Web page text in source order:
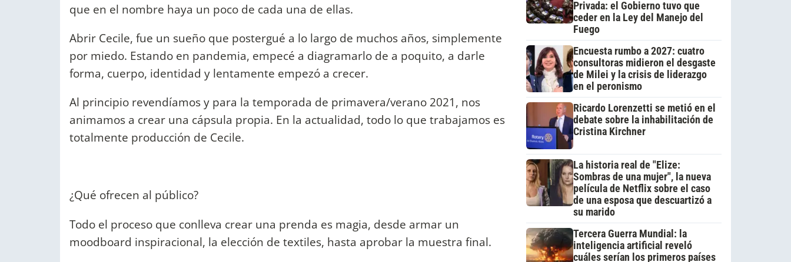
que en el nombre haya un poco de cada una de ellas.
Abrir Cecile, fue un sueño que postergué a lo largo de muchos años, simplemente
por miedo. Estando en pandemia, empecé a diagramarlo de a poquito, a darle
forma, cuerpo, identidad y lentamente empezó a crecer.
Al principio revendíamos y para la temporada de primavera/verano 2021, nos
animamos a crear una cápsula propia. En la actualidad, todo lo que trabajamos es
totalmente producción de Cecile.
¿Qué ofrecen al público?
Todo el proceso que conlleva crear una prenda es magia, desde armar un
moodboard inspiracional, la elección de textiles, hasta aprobar la muestra final.
Privada: el Gobierno tuvo que
ceder en la Ley del Manejo del
Fuego
Encuesta rumbo a 2027: cuatro
consultoras midieron el desgaste
de Milei y la crisis de liderazgo
en el peronismo
Ricardo Lorenzetti se metió en el
debate sobre la inhabilitación de
Cristina Kirchner
La historia real de "Elize:
Sombras de una mujer", la nueva
película de Netflix sobre el caso
de una esposa que descuartizó a
su marido
Tercera Guerra Mundial: la
inteligencia artificial reveló
cuáles serían los primeros países